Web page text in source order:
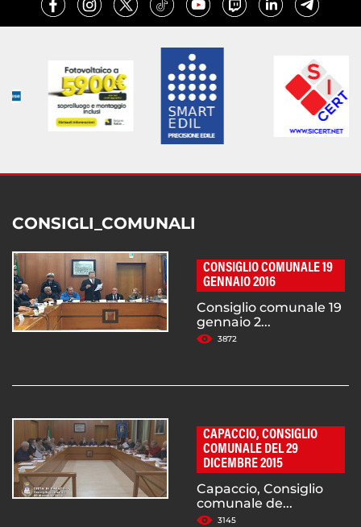
CONSIGLI_COMUNALI
CONSIGLIO COMUNALE 19
GENNAIO 2016
Consiglio comunale 19
gennaio 2...
3872
CAPACCIO, CONSIGLIO
COMUNALE DEL 29
DICEMBRE 2015
Capaccio, Consiglio
comunale de...
3145